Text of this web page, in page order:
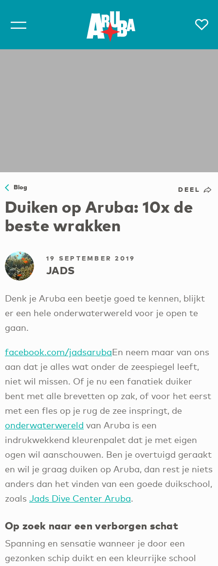
Blog DEEL
Duiken op Aruba: 10x de
beste wrakken
19 SEPTEMBER 2019
JADS
Denk je Aruba een beetje goed te kennen, blijkt
er een hele onderwaterwereld voor je open te
gaan.
facebook.com/jadsarubaEn neem maar van ons
aan dat je alles wat onder de zeespiegel leeft,
niet wil missen. Of je nu een fanatiek duiker
bent met alle brevetten op zak, of voor het eerst
met een fles op je rug de zee inspringt, de
onderwaterwereld van Aruba is een
indrukwekkend kleurenpalet dat je met eigen
ogen wil aanschouwen. Ben je overtuigd geraakt
en wil je graag duiken op Aruba, dan rest je niets
anders dan het vinden van een goede duikschool,
zoals Jads Dive Center Aruba.
Op zoek naar een verborgen schat
Spanning en sensatie wanneer je door een
gezonken schip duikt en een kleurrijke school